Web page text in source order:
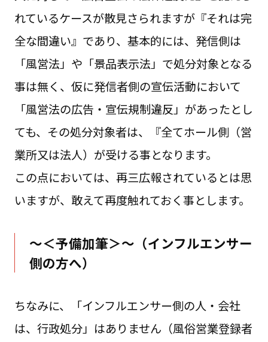
れているケースが散見さられますが『それは完
全な間違い』であり、基本的には、発信側は
「風営法」や「景品表示法」で処分対象となる
事は無く、仮に発信者側の宣伝活動において
「風営法の広告・宣伝規制違反」があったとし
ても、その処分対象者は、『全てホール側（営
業所又は法人）が受ける事となります。
この点においては、再三広報されているとは思
いますが、敢えて再度触れておく事とします。
～＜予備加筆＞～（インフルエンサー
側の方へ）
ちなみに、「インフルエンサー側の人・会社
は、行政処分」はありません（風俗営業登録者